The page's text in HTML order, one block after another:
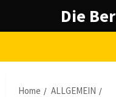
Die
Home
ALLGEMEIN